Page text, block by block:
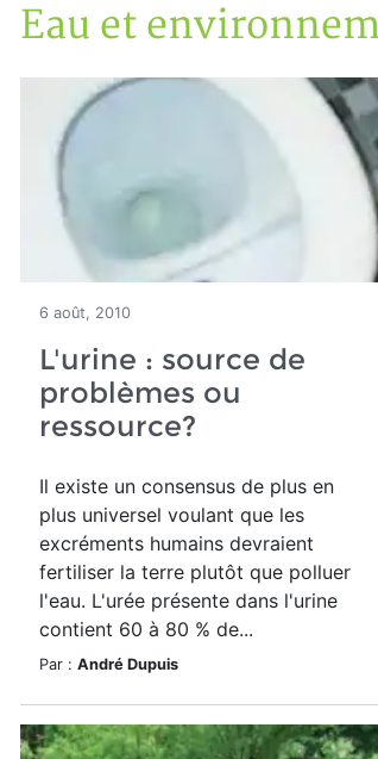
Accueil
Articles
Eau et environnement
Eau et environnement
Eau et
6 août, 2010
L'urine : source de
problèmes ou
ressource?
Il existe un consensus de plus en
plus universel voulant que les
excréments humains devraient
fertiliser la terre plutôt que polluer
l'eau. L'urée présente dans l'urine
contient 60 à 80 % de...
Par : André Dupuis